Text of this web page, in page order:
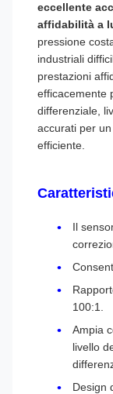
eccellente
affidabilità a
pressione
industriali
prestazioni
efficacemente
differenziale,
accurati per
efficiente.
Il
100:1.
Ampia
livello
Design